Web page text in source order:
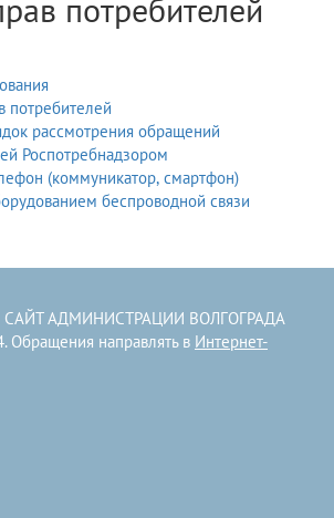
потребителей
потребителей
рассмотрения обращений
Роспотребнадзором
(коммуникатор, смартфон)
беспроводной связи
АДМИНИСТРАЦИИ ВОЛГОГРАДА
Обращения направлять в Интернет-